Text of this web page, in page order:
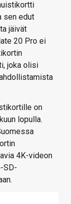
sen edut
jäivät
20 Pro ei
joka olisi
on
lopulla.
4K-videon
SD-